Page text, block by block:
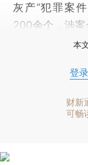
灰产”犯罪案
200余个，涉案
本
登录
财新
可畅